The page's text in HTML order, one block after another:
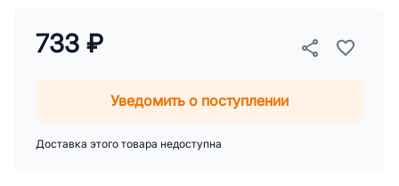
733 ₽
Уведомить о поступлении
Доставка этого товара недоступна